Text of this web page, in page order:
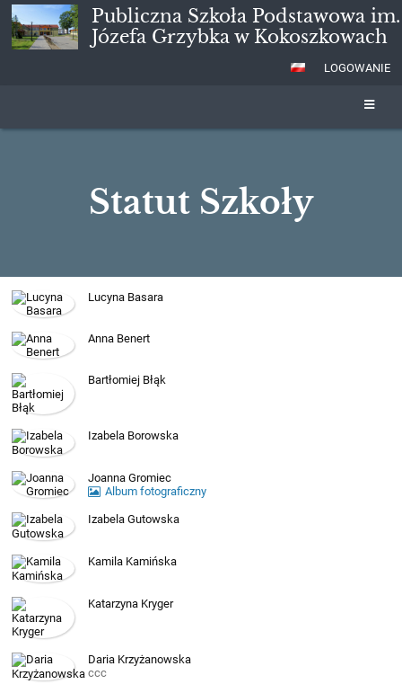
Publiczna Szkoła Podstawowa im.
Józefa Grzybka w Kokoszkowach
LOGOWANIE
Statut Szkoły
Statut
Szkoły
Lucyna Basara
Anna Benert
Bartłomiej Błąk
Izabela Borowska
Joanna Gromiec
Album fotograficzny
Izabela Gutowska
Kamila Kamińska
Katarzyna Kryger
Daria Krzyżanowska
ccc